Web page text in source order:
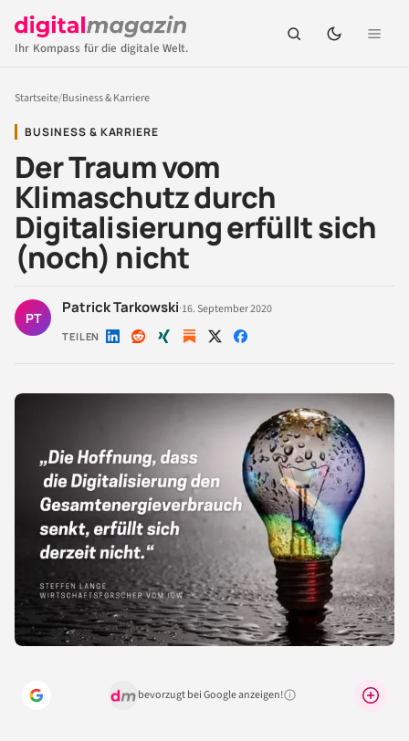
Ihr Kompass für die digitale Welt.
Startseite/Business & Karriere
BUSINESS & KARRIERE
Der Traum vom
Klimaschutz durch
Digitalisierung erfüllt sich
(noch) nicht
PT
Patrick Tarkowski·16. September 2020
TEILEN Auf Auf Auf Auf Auf
bevorzugt bei Google anzeigen!Warum lohnt sich das?